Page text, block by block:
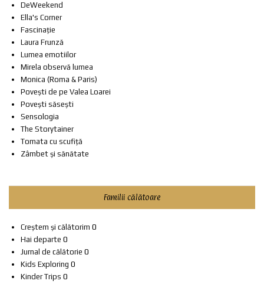
DeWeekend
Ella's Corner
Fascinație
Laura Frunză
Lumea emotiilor
Mirela observă lumea
Monica (Roma & Paris)
Povești de pe Valea Loarei
Povești săsești
Sensologia
The Storytainer
Tomata cu scufiță
Zâmbet și sănătate
Familii călătoare
Creștem și călătorim 0
Hai departe 0
Jurnal de călătorie 0
Kids Exploring 0
Kinder Trips 0